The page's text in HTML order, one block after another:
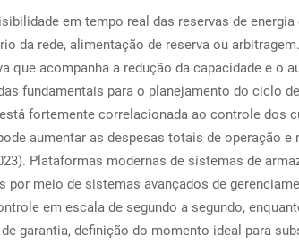
em tempo real das reservas de
da rede, alimentação de reserva ou
que acompanha a redução da capacidade e o
fundamentais para o planejamento do ciclo
fortemente correlacionada ao controle dos
aumentar as despesas totais de operação e
Plataformas modernas de sistemas de
por meio de sistemas avançados de
em escala de segundo a segundo,
garantia, definição do momento ideal para